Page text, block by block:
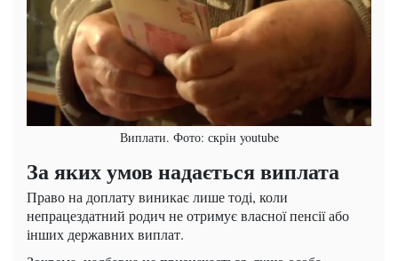
Виплати. Фото: скрін youtube
За яких умов надається виплата
Право на доплату виникає лише тоді, коли
непрацездатний родич не отримує власної пенсії або
інших державних виплат.